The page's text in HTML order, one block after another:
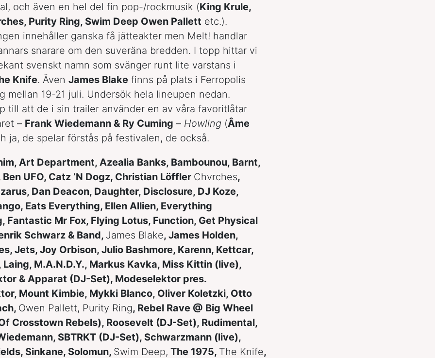
och även en hel del fin pop-/rockmusik (King Krule,
Purity Ring, Swim Deep Owen Pallett etc.).
innehåller ganska få jätteakter men Melt! handlar
snarare om den suveräna bredden. I topp hittar vi
svenskt namn som svänger runt lite varstans i
Knife. Även James Blake finns på plats i Ferropolis
mellan 19-21 juli. Undersök hela lineupen nedan.
till att de i sin trailer använder en av våra favoritlåtar
– Frank Wiedemann & Ry Cuming – Howling (Âme
ja, de spelar förstås på festivalen, de också.
Art Department, Azealia Banks, Bambounou, Barnt,
UFO, Catz ’N Dogz, Christian Löffler Chvrches,
Dan Deacon, Daughter, Disclosure, DJ Koze,
Eats Everything, Ellen Allien, Everything
Fantastic Mr Fox, Flying Lotus, Function, Get Physical
Schwarz & Band, James Blake, James Holden,
Jets, Joy Orbison, Julio Bashmore, Karenn, Kettcar,
Laing, M.A.N.D.Y., Markus Kavka, Miss Kittin (live),
& Apparat (DJ-Set), Modeselektor pres.
Mount Kimbie, Mykki Blanco, Oliver Koletzki, Otto
Owen Pallett, Purity Ring, Rebel Rave @ Big Wheel
Crosstown Rebels), Roosevelt (DJ-Set), Rudimental,
SBTRKT (DJ-Set), Schwarzmann (live),
Sinkane, Solomun, Swim Deep, The 1975, The Knife,